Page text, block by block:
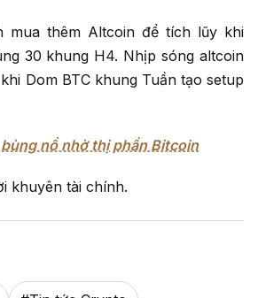
mua thêm Altcoin để tích lũy khi
30 khung H4. Nhịp sóng altcoin
Dom BTC khung Tuần tạo setup
nổ nhờ thị phần Bitcoin
khuyên tài chính.